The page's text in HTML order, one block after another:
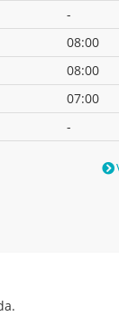
-
08:00
08:00
07:00
-